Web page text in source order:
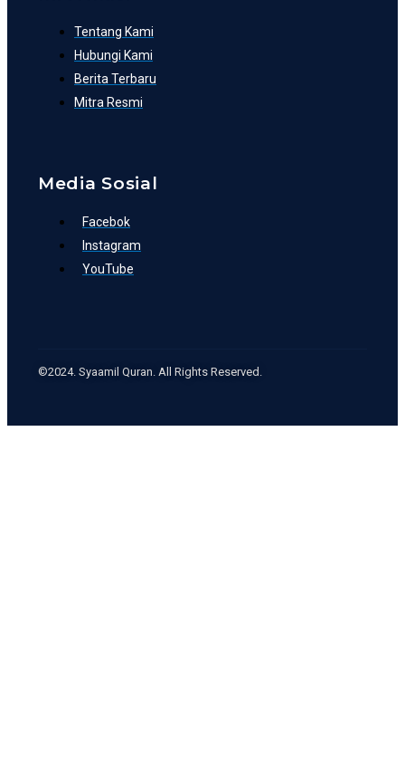
Tentang Kami
Hubungi Kami
Berita Terbaru
Mitra Resmi
Media Sosial
Facebok
Instagram
YouTube
©2024. Syaamil Quran. All Rights Reserved.